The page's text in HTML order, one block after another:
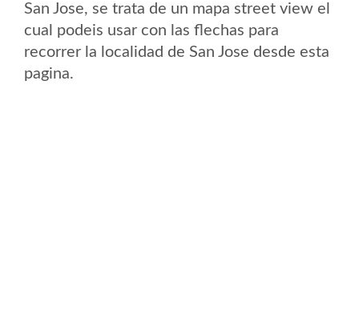
San Jose, se trata de un mapa street view el
cual podeis usar con las flechas para
recorrer la localidad de San Jose desde esta
pagina.